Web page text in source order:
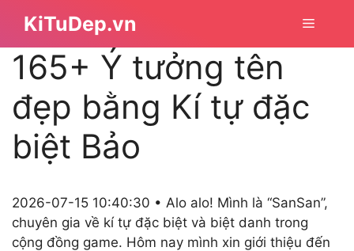
nội
dung
KiTuDep.vn Menu
165+ Ý tưởng tên
đẹp bằng Kí tự đặc
biệt Bảo
2026-07-15 10:40:30 • Alo alo! Mình là “SanSan”,
chuyên gia về kí tự đặc biệt và biệt danh trong
cộng đồng game. Hôm nay mình xin giới thiệu đến